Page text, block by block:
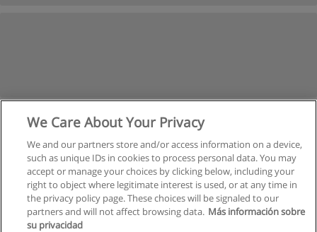
We Care About Your Privacy
We and our partners store and/or access information on a device,
such as unique IDs in cookies to process personal data. You may
accept or manage your choices by clicking below, including your
right to object where legitimate interest is used, or at any time in
the privacy policy page. These choices will be signaled to our
partners and will not affect browsing data. Más información sobre
su privacidad